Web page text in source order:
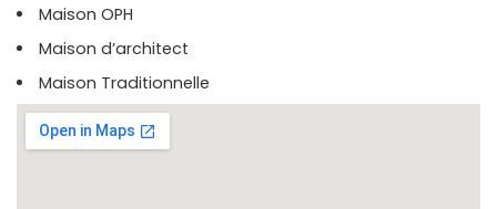
Maison OPH
Maison d’architect
Maison Traditionnelle